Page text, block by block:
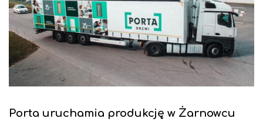
Porta uruchamia produkcję w Żarnowcu